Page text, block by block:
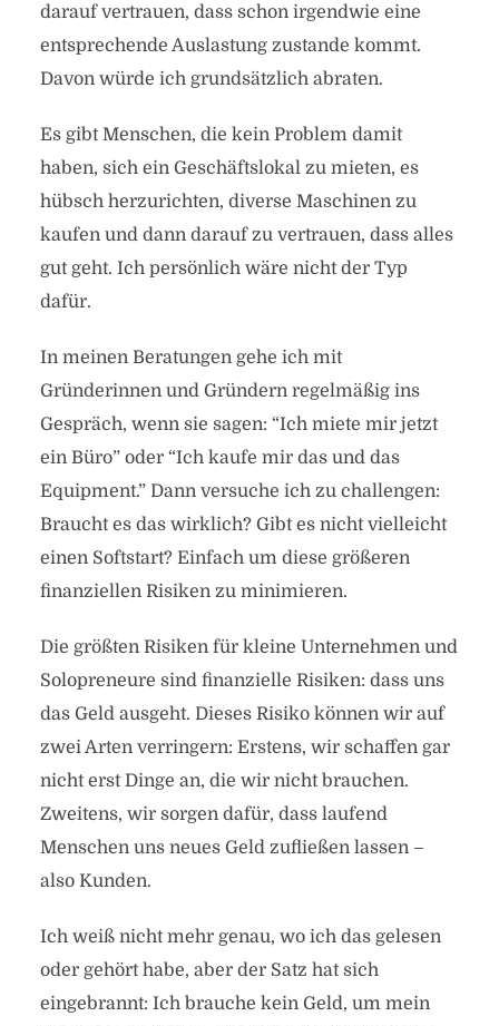
darauf vertrauen, dass schon irgendwie eine
entsprechende Auslastung zustande kommt.
Davon würde ich grundsätzlich abraten.
Es gibt Menschen, die kein Problem damit
haben, sich ein Geschäftslokal zu mieten, es
hübsch herzurichten, diverse Maschinen zu
kaufen und dann darauf zu vertrauen, dass alles
gut geht. Ich persönlich wäre nicht der Typ
dafür.
In meinen Beratungen gehe ich mit
Gründerinnen und Gründern regelmäßig ins
Gespräch, wenn sie sagen: “Ich miete mir jetzt
ein Büro” oder “Ich kaufe mir das und das
Equipment.” Dann versuche ich zu challengen:
Braucht es das wirklich? Gibt es nicht vielleicht
einen Softstart? Einfach um diese größeren
finanziellen Risiken zu minimieren.
Die größten Risiken für kleine Unternehmen und
Solopreneure sind finanzielle Risiken: dass uns
das Geld ausgeht. Dieses Risiko können wir auf
zwei Arten verringern: Erstens, wir schaffen gar
nicht erst Dinge an, die wir nicht brauchen.
Zweitens, wir sorgen dafür, dass laufend
Menschen uns neues Geld zufließen lassen –
also Kunden.
Ich weiß nicht mehr genau, wo ich das gelesen
oder gehört habe, aber der Satz hat sich
eingebrannt: Ich brauche kein Geld, um mein